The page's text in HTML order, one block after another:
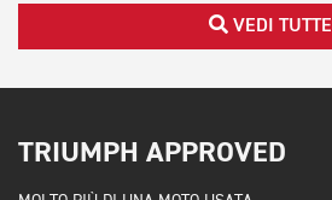
VEDI TUTTE
TRIUMPH APPROVED